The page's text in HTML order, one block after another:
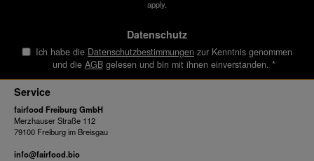
apply.
Datenschutz
Ich habe die Datenschutzbestimmungen zur Kenntnis genommen
und die AGBgelesen und bin mit ihnen einverstanden. *
Service
fairfood Freiburg GmbH
Merzhauser Straße 112
79100 Freiburg im Breisgau
info@fairfood.bio